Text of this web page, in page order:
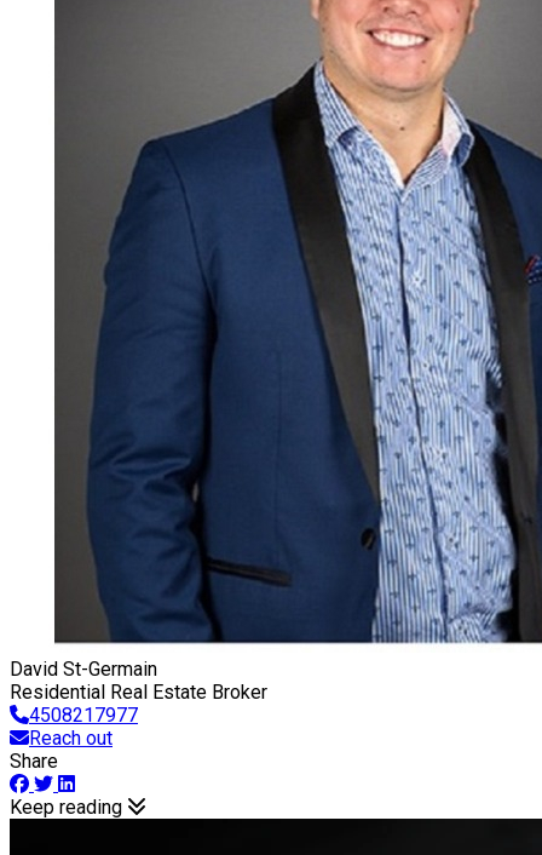
David St-Germain
Residential Real Estate Broker
4508217977
Reach out
Share
Keep reading